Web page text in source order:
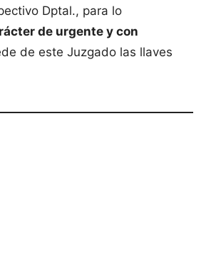
Dptal., para lo
de urgente y con
de este Juzgado las llaves